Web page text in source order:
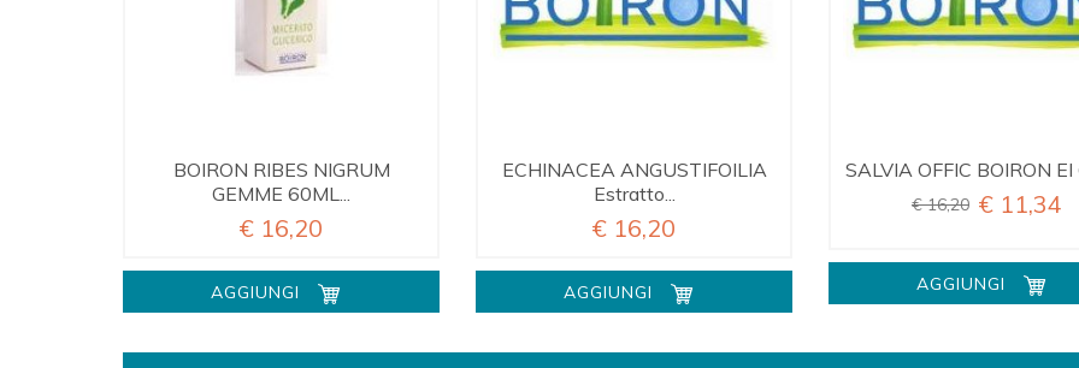
BOIRON RIBES NIGRUM
GEMME 60ML...
€ 16,20
AGGIUNGI
ECHINACEA ANGUSTIFOILIA
Estratto...
€ 16,20
AGGIUNGI
SALVIA OFFIC BOIRON
€ 16,20 € 11,34
AGGIUNGI